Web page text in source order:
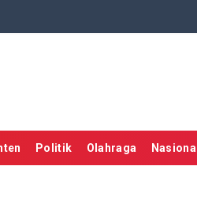
Politik Olahraga Nasional